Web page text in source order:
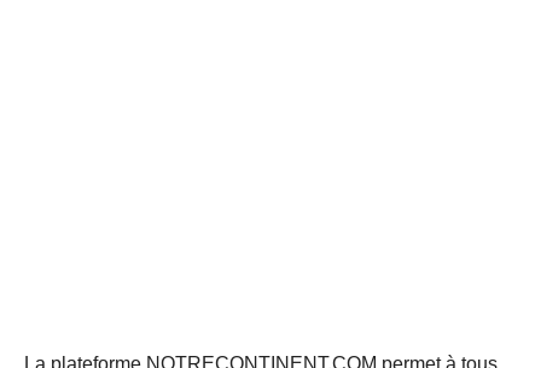
La plateforme NOTRECONTINENT.COM permet à tous